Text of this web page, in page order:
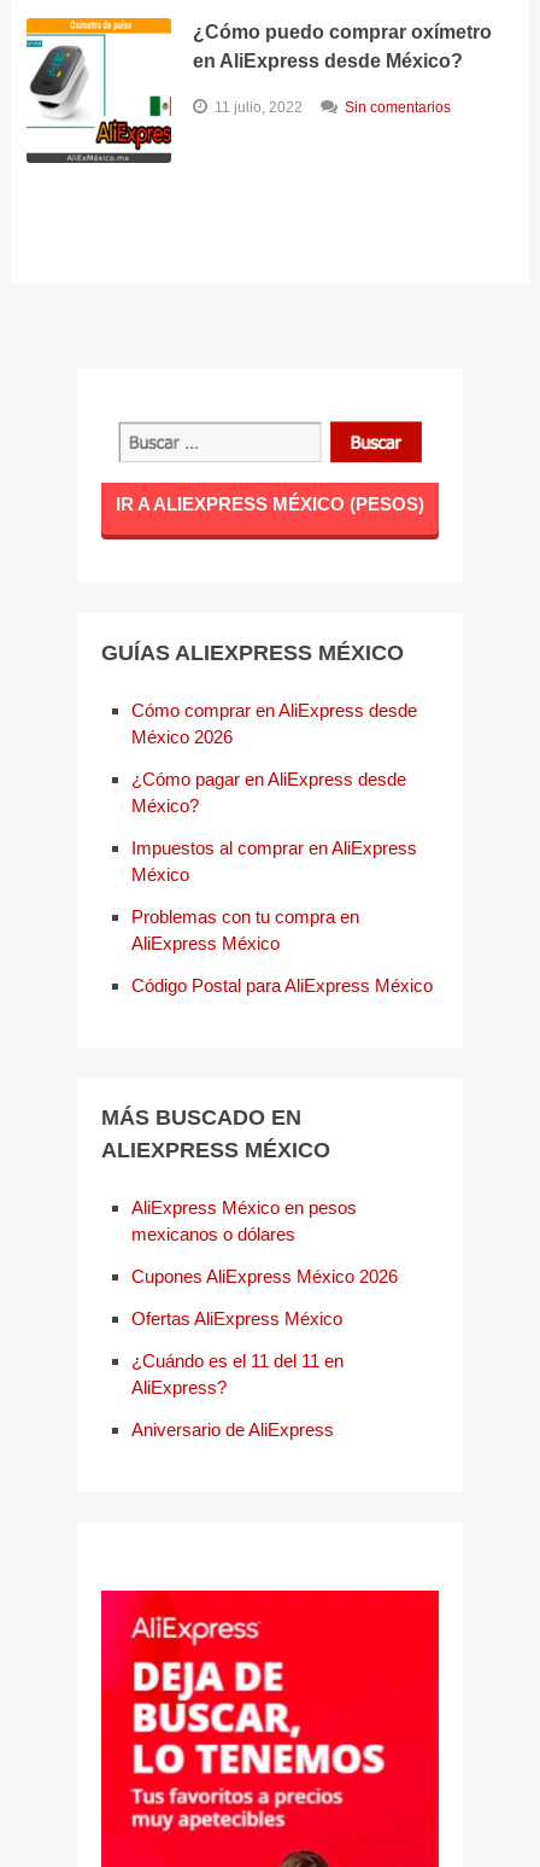
¿Cómo puedo comprar oxímetro
en AliExpress desde México?
11 julio, 2022 Sin comentarios
IR A ALIEXPRESS MÉXICO (PESOS)
GUÍAS ALIEXPRESS MÉXICO
Cómo comprar en AliExpress desde
México 2026
¿Cómo pagar en AliExpress desde
México?
Impuestos al comprar en AliExpress
México
Problemas con tu compra en
AliExpress México
Código Postal para AliExpress México
MÁS BUSCADO EN
ALIEXPRESS MÉXICO
AliExpress México en pesos
mexicanos o dólares
Cupones AliExpress México 2026
Ofertas AliExpress México
¿Cuándo es el 11 del 11 en
AliExpress?
Aniversario de AliExpress